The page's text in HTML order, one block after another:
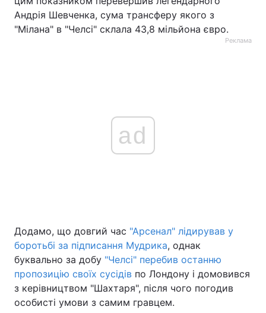
Андрія Шевченка, сума трансферу якого з
"Мілана" в "Челсі" склала 43,8 мільйона євро.
Реклама
ad
Додамо, що довгий час "Арсенал" лідирував у
боротьбі за підписання Мудрика, однак
буквально за добу "Челсі" перебив останню
пропозицію своїх сусідів по Лондону і домовився
з керівництвом "Шахтаря", після чого погодив
особисті умови з самим гравцем.